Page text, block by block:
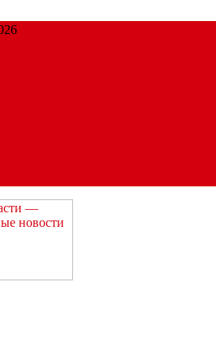
дня в Тульской области на сайте